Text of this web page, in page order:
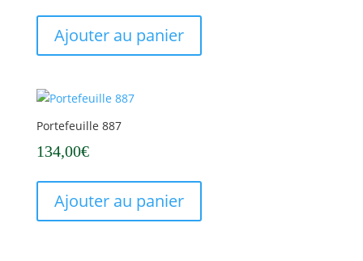
Ajouter au panier
Portefeuille 887
134,00€
Ajouter au panier